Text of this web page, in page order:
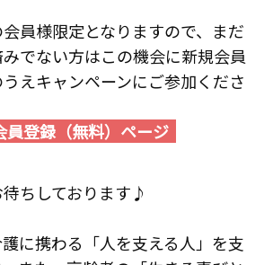
員様限定となりますので、まだ
でない方はこの機会に新規会員
えキャンペーンにご参加くださ
員登録（無料）ページ
ちしております♪
に携わる「人を支える人」を支